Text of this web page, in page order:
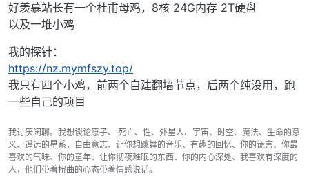
好羡慕站长有一个杜甫母鸡，8核 24G内存 2T硬盘
以及一堆小鸡
我的探针：
https://nz.mymfszy.top/
我只有四个小鸡，前两个自建翻墙节点，后两个纯没用，跑
一些自己的项目
我讨厌闲聊。我想谈论原子、 死亡、性、外星人、宇宙、时空、魔法、生命的意
义、遥远的星系，自由意志、让你想跳舞的音乐、有趣的回忆、你的谎言、你最
喜欢的气味、你的童年、让你彻夜难眠的东西、你的内心深处、我喜欢有深度的
人，他们带着扭曲的心态带着情感说话。